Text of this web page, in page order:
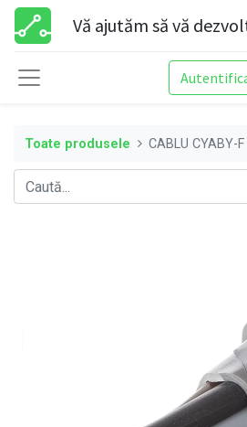
Vă ajutăm să vă
Toate produsele CABLU CYABY-